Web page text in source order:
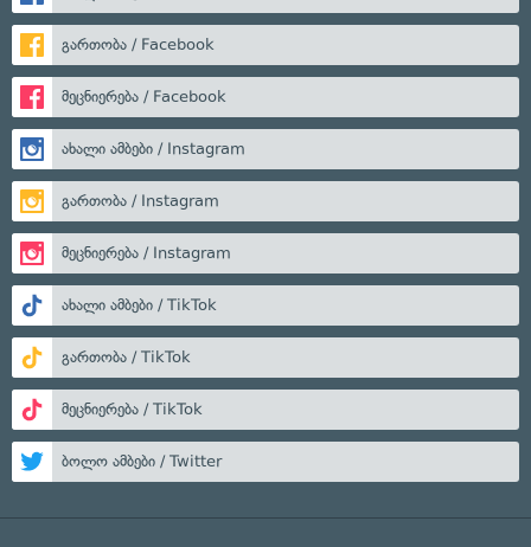
გართობა / Facebook
მეცნიერება / Facebook
ახალი ამბები / Instagram
გართობა / Instagram
მეცნიერება / Instagram
ახალი ამბები / TikTok
გართობა / TikTok
მეცნიერება / TikTok
ბოლო ამბები / Twitter